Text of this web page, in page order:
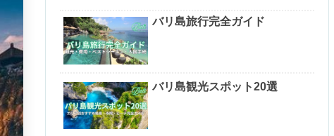
バリ島旅行完全ガイド
バリ島観光スポット20選